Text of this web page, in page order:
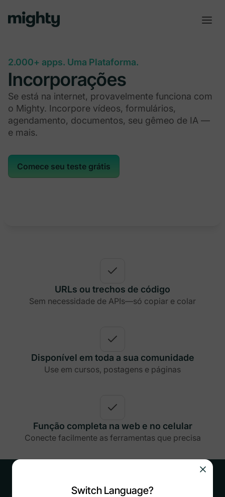
2.000+ apps. Uma Plataforma.
Incorporações
Se está na internet, provavelmente funciona com
o Mighty. Incorpore vídeos, formulários,
agendamento, documentos, seu gêmeo de IA —
e mais.
Comece seu teste grátis
URLs ou trechos de código
Sem necessidade de APIs—só copiar e colar
Disponível em toda a sua comunidade
Use em cursos, postagens e páginas
Função completa na web e no celular
Conecte facilmente as ferramentas que precisa
Switch Language?